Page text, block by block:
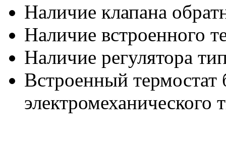
Наличие клапана
Наличие встроенного
Наличие регулятора
Встроенный термостат
электромеханического